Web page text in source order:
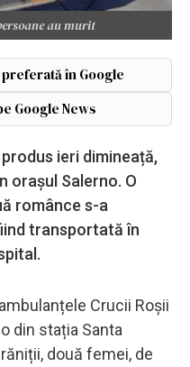
au murit
în Google
Google News
ieri dimineață,
orașul Salerno. O
românce s-a
transportată în
Crucii Roșii
din stația Santa
două femei, de